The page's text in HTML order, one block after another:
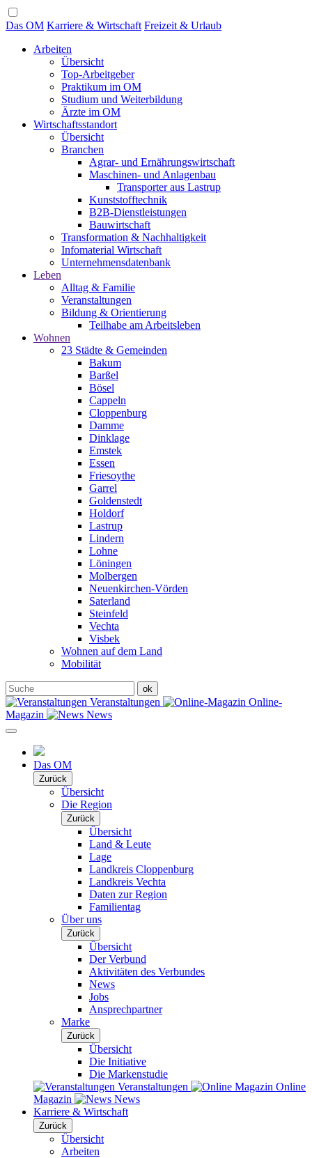
Das OM Karriere & Wirtschaft Freizeit & Urlaub
Arbeiten
Übersicht
Top-Arbeitgeber
Praktikum im OM
Studium und Weiterbildung
Ärzte im OM
Wirtschaftsstandort
Übersicht
Branchen
Agrar- und Ernährungswirtschaft
Maschinen- und Anlagenbau
Transporter aus Lastrup
Kunststofftechnik
B2B-Dienstleistungen
Bauwirtschaft
Transformation & Nachhaltigkeit
Infomaterial Wirtschaft
Unternehmensdatenbank
Leben
Alltag & Familie
Veranstaltungen
Bildung & Orientierung
Teilhabe am Arbeitsleben
Wohnen
23 Städte & Gemeinden
Bakum
Barßel
Bösel
Cappeln
Cloppenburg
Damme
Dinklage
Emstek
Essen
Friesoythe
Garrel
Goldenstedt
Holdorf
Lastrup
Lindern
Lohne
Löningen
Molbergen
Neuenkirchen-Vörden
Saterland
Steinfeld
Vechta
Visbek
Wohnen auf dem Land
Mobilität
Veranstaltungen
Online-
Magazin
News
Das OM
Zurück
Übersicht
Die Region
Zurück
Übersicht
Land & Leute
Lage
Landkreis Cloppenburg
Landkreis Vechta
Daten zur Region
Familientag
Über uns
Zurück
Übersicht
Der Verbund
Aktivitäten des Verbundes
News
Jobs
Ansprechpartner
Marke
Zurück
Übersicht
Die Initiative
Die Markenstudie
Veranstaltungen
Online
Magazin
News
Karriere & Wirtschaft
Zurück
Übersicht
Arbeiten